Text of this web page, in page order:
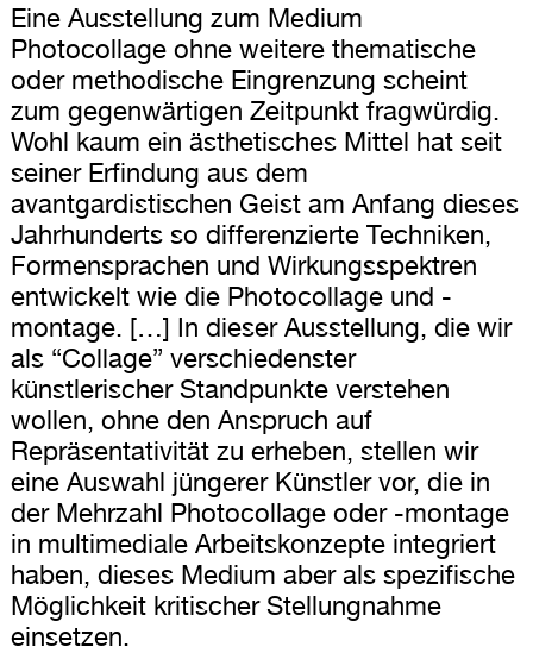
Eine Ausstellung zum Medium
Photocollage ohne weitere thematische
oder methodische Eingrenzung scheint
zum gegenwärtigen Zeitpunkt fragwürdig.
Wohl kaum ein ästhetisches Mittel hat seit
seiner Erfindung aus dem
avantgardistischen Geist am Anfang dieses
Jahrhunderts so differenzierte Techniken,
Formensprachen und Wirkungsspektren
entwickelt wie die Photocollage und -
montage. […] In dieser Ausstellung, die wir
als “Collage” verschiedenster
künstlerischer Standpunkte verstehen
wollen, ohne den Anspruch auf
Repräsentativität zu erheben, stellen wir
eine Auswahl jüngerer Künstler vor, die in
der Mehrzahl Photocollage oder -montage
in multimediale Arbeitskonzepte integriert
haben, dieses Medium aber als spezifische
Möglichkeit kritischer Stellungnahme
einsetzen.